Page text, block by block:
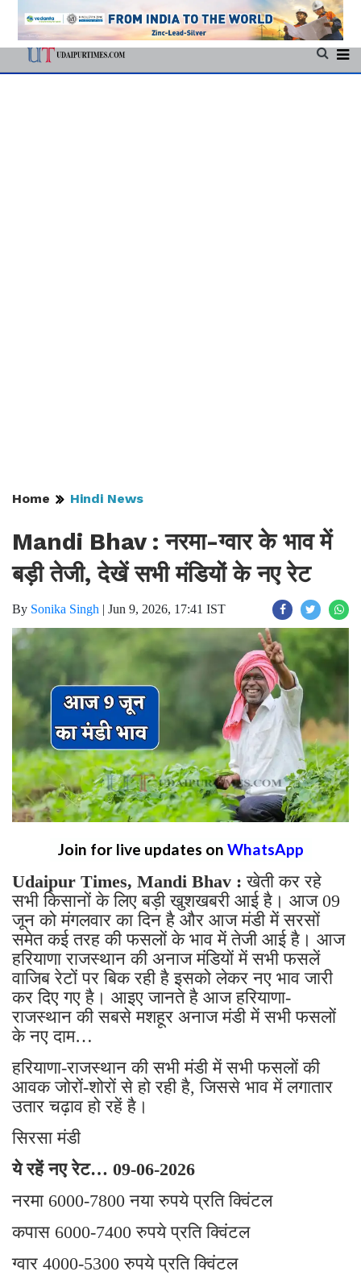
Home Hindi News
Mandi Bhav : नरमा-ग्वार के भाव में
बड़ी तेजी, देखें सभी मंडियों के नए रेट
By Sonika Singh Jun 9, 2026, 17:41 IST
Join for live updates onWhatsApp
Udaipur Times, Mandi Bhav :खेती कर रहे
सभी किसानों के लिए बड़ी खुशखबरी आई है। आज 09
जून को मंगलवार का दिन है और आज मंडी में सरसों
समेत कई तरह की फसलों के भाव में तेजी आई है। आज
हरियाणा राजस्थान की अनाज मंडियों में सभी फसलें
वाजिब रेटों पर बिक रही है इसको लेकर नए भाव जारी
कर दिए गए है। आइए जानते है आज हरियाणा-
राजस्थान की सबसे मशहूर अनाज मंडी में सभी फसलों
के नए दाम…
हरियाणा-राजस्थान की सभी मंडी में सभी फसलों की
आवक जोरों-शोरों से हो रही है, जिससे भाव में लगातार
उतार चढ़ाव हो रहें है।
सिरसा मंडी
ये रहें नए रेट… 09-06-2026
नरमा 6000-7800 नया रुपये प्रति क्विंटल
कपास 6000-7400 रुपये प्रति क्विंटल
ग्वार 4000-5300 रुपये प्रति क्विंटल